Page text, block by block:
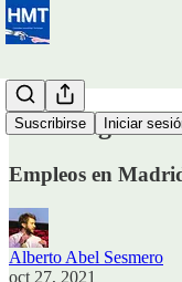
Suscribirse Iniciar
🚦 Job digest
Empleos en
Alberto Abel Sesmero
oct 27, 2021